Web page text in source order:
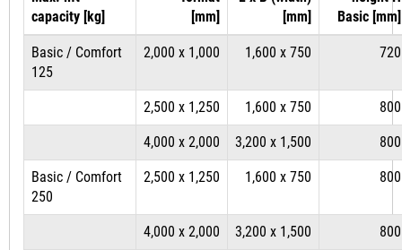
capacity [kg]
[mm]
[mm]
Basic [mm]
Basic / Comfort
125
2,000 x 1,000 1,600 x 750 720
2,500 x 1,250 1,600 x 750 800
4,000 x 2,000 3,200 x 1,500 800
Basic / Comfort
250
2,500 x 1,250 1,600 x 750 800
4,000 x 2,000 3,200 x 1,500 800